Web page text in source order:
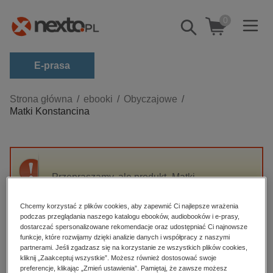
Pokaż/schowaj
wyszukiwarkę
0
E-prasa
Kategorie
Zobacz wszystkie E-prasa
budownictwo, aranżacja wnętrz
darmowe wydania
edukacja
hobby, sport, rozrywka
komputery, internet, technologie, informatyka
Strona główna ebooki
Obyczajowe
Matki Konstancina
Przepraszamy, ale produkt „Matki
High-contrast mode
Polecane
Chcemy korzystać z plików cookies, aby zapewnić Ci najlepsze wrażenia
podczas przeglądania naszego katalogu ebooków, audiobooków i e-prasy,
dostarczać spersonalizowane rekomendacje oraz udostępniać Ci najnowsze
funkcje, które rozwijamy dzięki analizie danych i współpracy z naszymi
partnerami. Jeśli zgadzasz się na korzystanie ze wszystkich plików cookies,
kliknij „Zaakceptuj wszystkie”. Możesz również dostosować swoje
preferencje, klikając „Zmień ustawienia”. Pamiętaj, że zawsze możesz